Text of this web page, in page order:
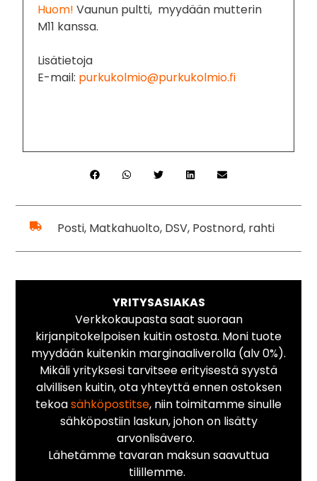
Huom! Vaunun pultti, myydään mutterin
M11 kanssa.
Lisätietoja
E-mail: purkukolmio@purkukolmio.fi
Posti, Matkahuolto, DSV, Postnord, rahti
YRITYSASIAKAS
Verkkokaupasta saat suoraan
kirjanpitokelpoisen kuitin ostosta. Moni tuote
myydään kuitenkin marginaaliverolla (alv 0%).
Mikäli yrityksesi tarvitsee erityisestä syystä
alvillisen kuitin, ota yhteyttä ennen ostoksen
tekoasähköpostitse, niin toimitamme sinulle
sähköpostiin laskun, johon on lisätty
arvonlisävero.
Lähetämme tavaran maksun saavuttua
tilillemme.